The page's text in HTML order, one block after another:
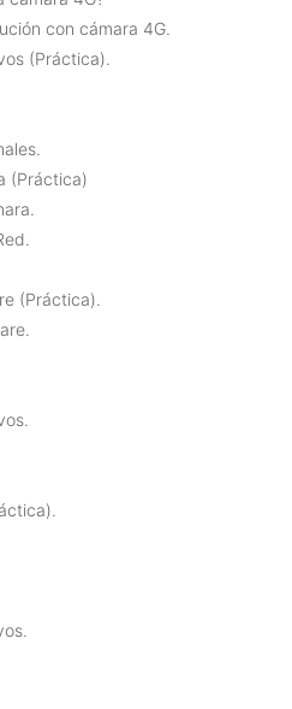
con cámara 4G.
(Práctica).
(Práctica)
(Práctica).